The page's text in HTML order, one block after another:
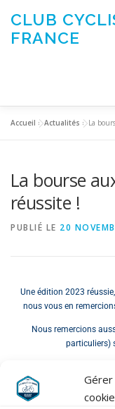
CLUB
FRANCE
SORTIES CLUB
Accueil »Actualités »La
La bourse
réussite !
PUBLIÉ LE 20
Une édition 2023
nous vous en
Nous remercions
particuliers)
nous